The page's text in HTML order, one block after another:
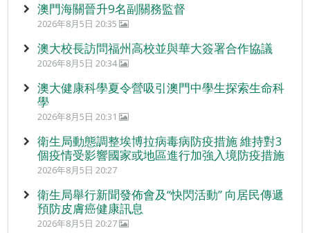
澳門海關晉升9名副關務監督
2026年8月5日 20:35
澳大校長訪問福州高校並與華大簽署合作協議
2026年8月5日 20:34
澳大健康科學夏令營吸引澳門中學生探索生命科
學
2026年8月5日 20:31
衛生局動態調整埃博拉病毒病防疫措施 維持對3
個疫情受影響國家或地區進行加強入境防疫措施
2026年8月5日 20:27
衛生局舉行新聞發佈會及“快閃活動” 向居民傳遞
預防皮膚癌健康訊息
2026年8月5日 20:27